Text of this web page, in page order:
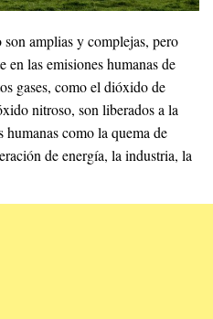
amplias y complejas, pero
en las emisiones humanas de
gases, como el dióxido de
nitroso, son liberados a la
humanas como la quema de
de energía, la industria, la